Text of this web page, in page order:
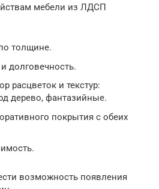
мебели из ЛДСП
толщине.
долговечность.
расцветок и текстур:
дерево, фантазийные.
покрытия с обеих
возможность появления